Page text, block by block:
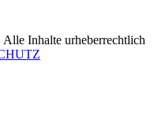
Inhalte urheberrechtlich